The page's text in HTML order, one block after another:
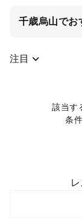
千歳烏山でお
注目
該当す
条